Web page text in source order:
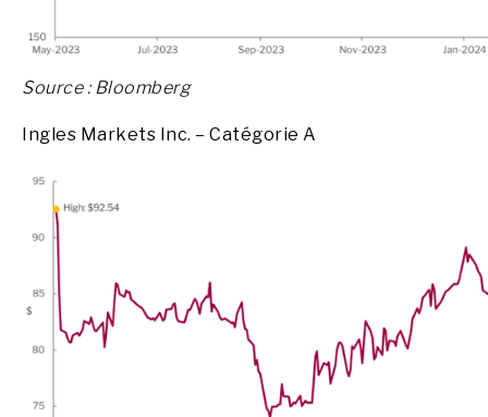
Source : Bloomberg
Ingles Markets Inc. – Catégorie A